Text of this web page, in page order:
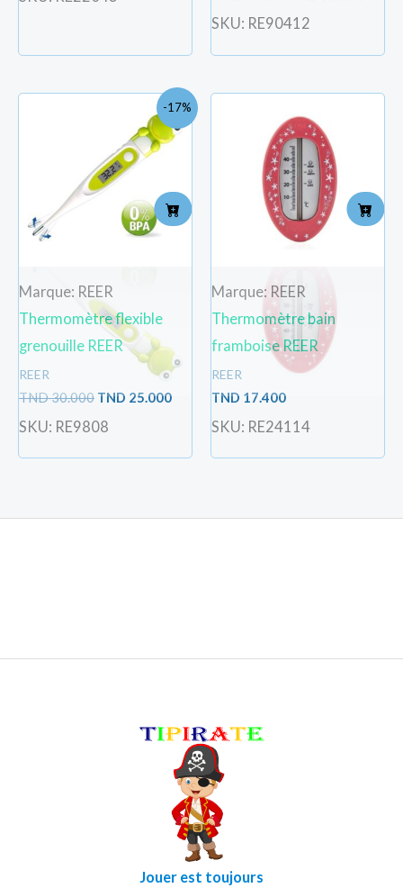
SKU: RE90412
-17%
Marque: REER
Thermomètre flexible
grenouille REER
REER
TND30.000
initial
était :
TND
30.000.
TND 25.000
Le
prix
actuel
SKU: RE9808
Marque: REER
Thermomètre bain
framboise REER
REER
TND 17.400
SKU: RE24114
Jouer est toujours